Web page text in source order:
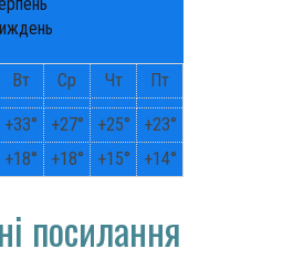
Вт Ср Чт Пт
+33° +27° +25° +23°
+18° +18° +15° +14°
посилання